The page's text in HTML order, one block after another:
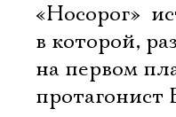
«Носорог» 
в которой,
на первом
протагонист